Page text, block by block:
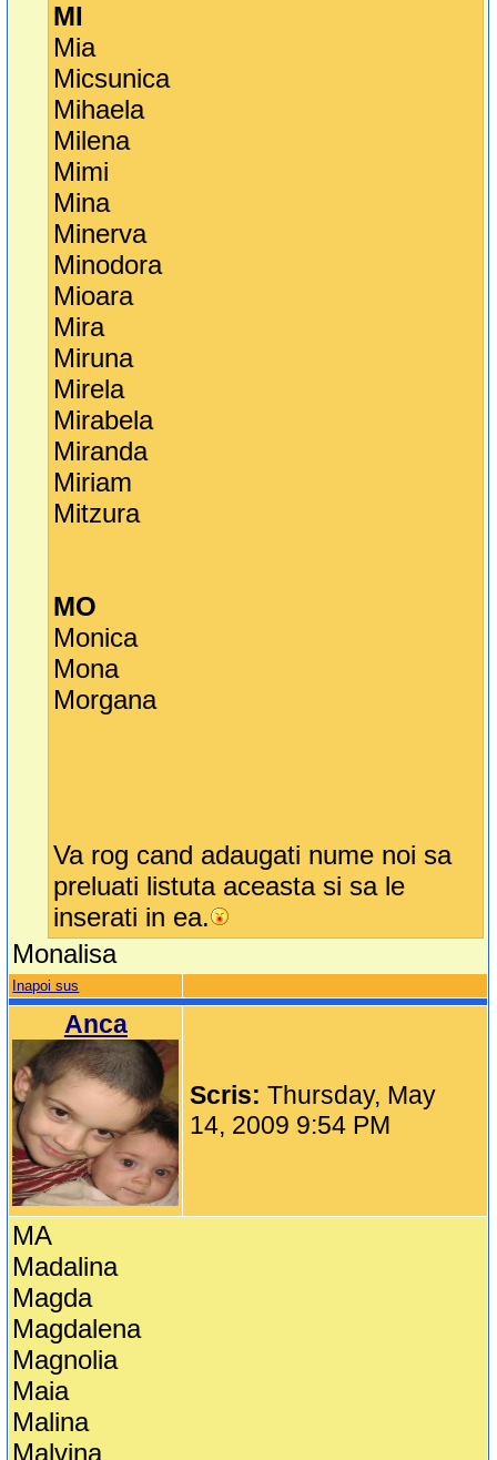
MI
Mia
Micsunica
Mihaela
Milena
Mimi
Mina
Minerva
Minodora
Mioara
Mira
Miruna
Mirela
Mirabela
Miranda
Miriam
Mitzura
MO
Monica
Mona
Morgana
Va rog cand adaugati nume noi sa
preluati listuta aceasta si sa le
inserati in ea.
Monalisa
Inapoi sus
Anca
Scris:Thursday, May
14, 2009 9:54 PM
MA
Madalina
Magda
Magdalena
Magnolia
Maia
Malina
Malvina